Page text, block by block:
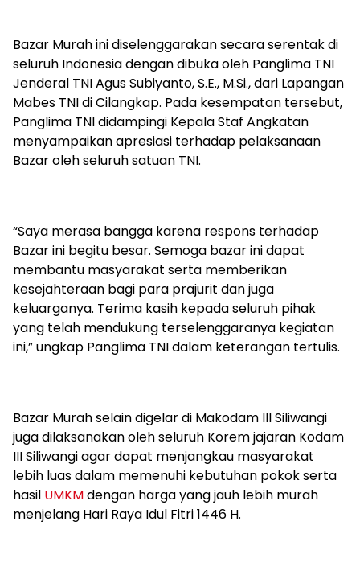
Bazar Murah ini diselenggarakan secara serentak di
seluruh Indonesia dengan dibuka oleh Panglima TNI
Jenderal TNI Agus Subiyanto, S.E., M.Si., dari Lapangan
Mabes TNI di Cilangkap. Pada kesempatan tersebut,
Panglima TNI didampingi Kepala Staf Angkatan
menyampaikan apresiasi terhadap pelaksanaan
Bazar oleh seluruh satuan TNI.
“Saya merasa bangga karena respons terhadap
Bazar ini begitu besar. Semoga bazar ini dapat
membantu masyarakat serta memberikan
kesejahteraan bagi para prajurit dan juga
keluarganya. Terima kasih kepada seluruh pihak
yang telah mendukung terselenggaranya kegiatan
ini,” ungkap Panglima TNI dalam keterangan tertulis.
Bazar Murah selain digelar di Makodam III Siliwangi
juga dilaksanakan oleh seluruh Korem jajaran Kodam
III Siliwangi agar dapat menjangkau masyarakat
lebih luas dalam memenuhi kebutuhan pokok serta
hasil UMKMdengan harga yang jauh lebih murah
menjelang Hari Raya Idul Fitri 1446 H.